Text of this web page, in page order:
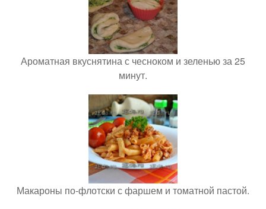
Ароматная вкуснятина с чесноком и зеленью за 25
минут.
Макароны по-флотски с фаршем и томатной пастой.